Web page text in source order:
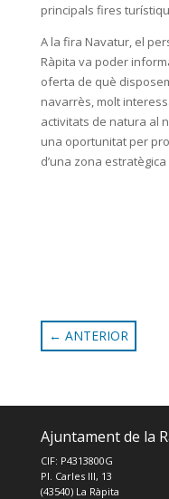
principals fires
A la fira Navatur, el
Ràpita va poder
oferta de què
navarrès, molt
activitats de natura al
una oportunitat per
d’una zona
← ANTERIOR
Ajuntament de la
CIF: P4313800G
Pl. Carles III, 13
(43540) La Ràpita